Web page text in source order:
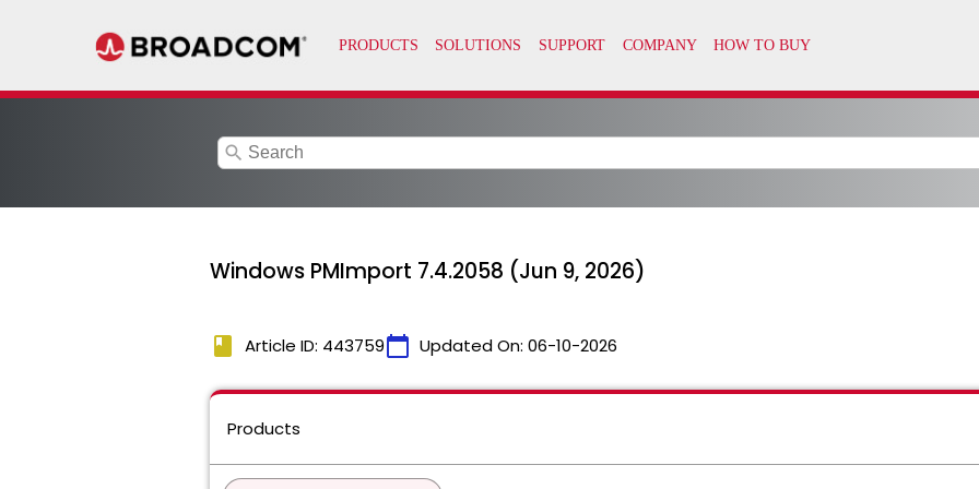
search
Windows PMImport 7.4.2058 (Jun 9, 2026)
book Article ID: 443759calendar_today Updated On: 06-10-2026
Products